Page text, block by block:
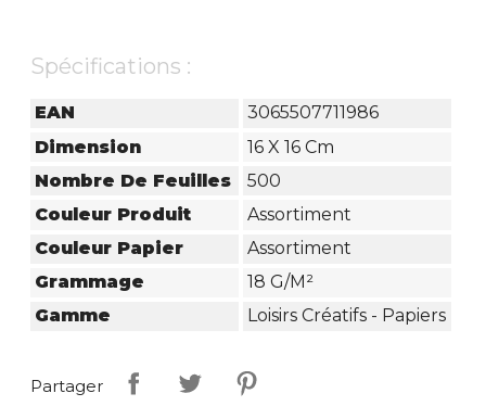
Spécifications :
EAN
3065507711986
Dimension
16 X 16 Cm
Nombre De Feuilles
500
Couleur Produit
Assortiment
Couleur Papier
Assortiment
Grammage
18 G/m²
Gamme
Loisirs Créatifs - Papiers
Partager